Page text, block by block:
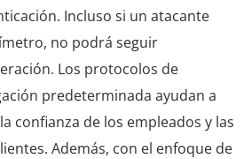
Incluso si un atacante
no podrá seguir
Los protocolos de
predeterminada ayudan a
confianza de los empleados y las
Además, con el enfoque de